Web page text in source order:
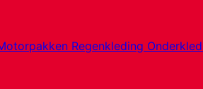
Regenkleding